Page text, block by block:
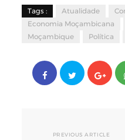
Tags : Atualidade
Economia Moçambicana
Moçambique
Política
PREVIOUS ARTICLE